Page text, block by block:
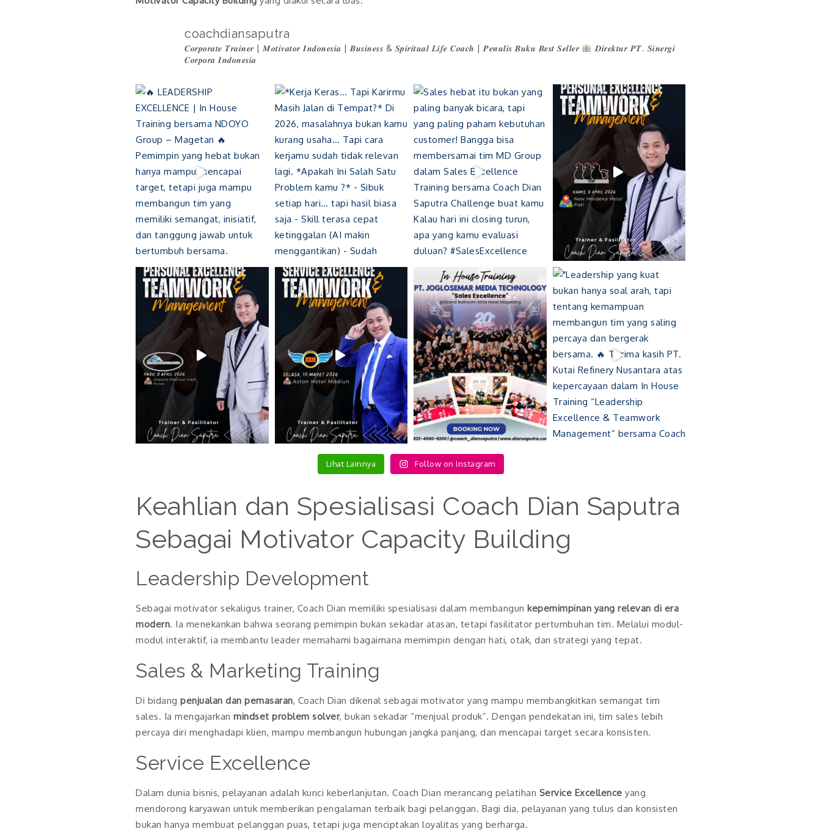
coachdiansaputra
𝑪𝒐𝒓𝒑𝒐𝒓𝒂𝒕𝒆 𝑻𝒓𝒂𝒊𝒏𝒆𝒓 | 𝑴𝒐𝒕𝒊𝒗𝒂𝒕𝒐𝒓 𝑰𝒏𝒅𝒐𝒏𝒆𝒔𝒊𝒂 | 𝑩𝒖𝒔𝒊𝒏𝒆𝒔𝒔 & 𝑺𝒑𝒊𝒓𝒊𝒕𝒖𝒂𝒍 𝑳𝒊𝒇𝒆 𝑪𝒐𝒂𝒄𝒉 | 𝑷𝒆𝒏𝒖𝒍𝒊𝒔 𝑩𝒖𝒌𝒖 𝑩𝒆𝒔𝒕 𝑺𝒆𝒍𝒍𝒆𝒓
𝑫𝒊𝒓𝒆𝒌𝒕𝒖𝒓 𝑷𝑻. 𝑺𝒊𝒏𝒆𝒓𝒈𝒊
𝑪𝒐𝒓𝒑𝒐𝒓𝒂 𝑰𝒏𝒅𝒐𝒏𝒆𝒔𝒊𝒂
Lihat Lainnya Follow on Instagram
Keahlian dan Spesialisasi Coach Dian Saputra
Sebagai Motivator Capacity Building
Leadership Development
Sebagai motivator sekaligus trainer, Coach Dian memiliki spesialisasi dalam membangun kepemimpinan yang relevan di era
modern. Ia menekankan bahwa seorang pemimpin bukan sekadar atasan, tetapi fasilitator pertumbuhan tim. Melalui modul-
modul interaktif, ia membantu leader memahami bagaimana memimpin dengan hati, otak, dan strategi yang tepat.
Sales & Marketing Training
Di bidang penjualan dan pemasaran, Coach Dian dikenal sebagai motivator yang mampu membangkitkan semangat tim
sales. Ia mengajarkan mindset problem solver, bukan sekadar “menjual produk”. Dengan pendekatan ini, tim sales lebih
percaya diri menghadapi klien, mampu membangun hubungan jangka panjang, dan mencapai target secara konsisten.
Service Excellence
Dalam dunia bisnis, pelayanan adalah kunci keberlanjutan. Coach Dian merancang pelatihan Service Excellence yang
mendorong karyawan untuk memberikan pengalaman terbaik bagi pelanggan. Bagi dia, pelayanan yang tulus dan konsisten
bukan hanya membuat pelanggan puas, tetapi juga menciptakan loyalitas yang berharga.